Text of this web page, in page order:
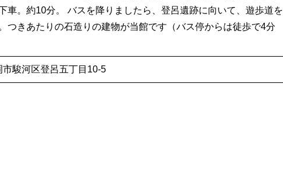
車。約10分。 バスを降りましたら、登呂遺跡に向いて、遊歩道を
つきあたりの石造りの建物が当館です（バス停からは徒歩で4分
駿河区登呂五丁目10-5